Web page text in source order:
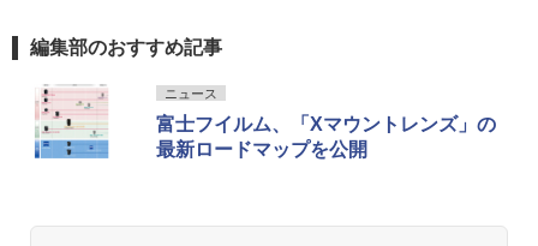
編集部のおすすめ記事
ニュース
富士フイルム、「Xマウントレンズ」の
最新ロードマップを公開